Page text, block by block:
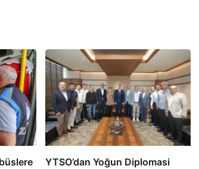
YTSO’dan Yoğun Diplomasi